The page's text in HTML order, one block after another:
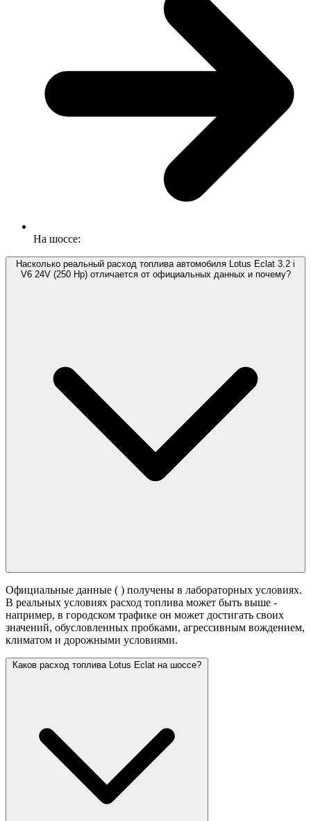
На шоссе:
Насколько реальный расход топлива автомобиля Lotus Eclat 3.2 i
V6 24V (250 Hp) отличается от официальных данных и почему?
Официальные данные ( ) получены в лабораторных условиях.
В реальных условиях расход топлива может быть выше -
например, в городском трафике он может достигать своих
значений, обусловленных пробками, агрессивным вождением,
климатом и дорожными условиями.
Каков расход топлива Lotus Eclat на шоссе?